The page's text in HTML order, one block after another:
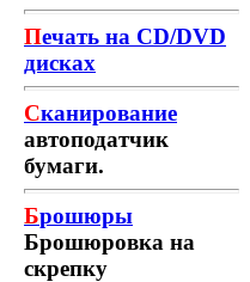
Печать на CD/DVD
дисках
Сканирование
автоподатчик
бумаги.
Брошюры
Брошюровка на
скрепку